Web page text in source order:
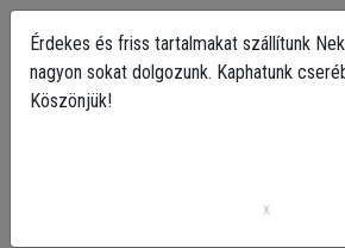
Érdekes és friss tartalmakat szállítunk
nagyon sokat dolgozunk. Kaphatunk
Köszönjük!
x